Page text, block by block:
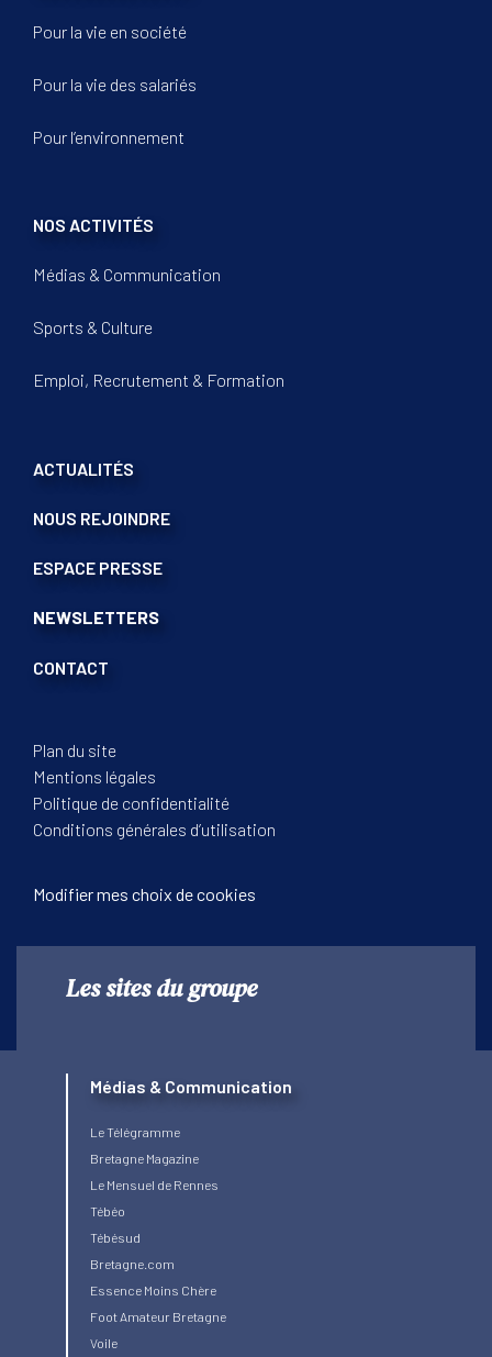
Pour la vie en société
Pour la vie des salariés
Pour l’environnement
NOS ACTIVITÉS
Médias & Communication
Sports & Culture
Emploi, Recrutement & Formation
ACTUALITÉS
NOUS REJOINDRE
ESPACE PRESSE
NEWSLETTERS
CONTACT
Plan du site
Mentions légales
Politique de confidentialité
Conditions générales d’utilisation
Modifier mes choix de cookies
Les sites du groupe
Médias & Communication
Le Télégramme
Bretagne Magazine
Le Mensuel de Rennes
Tébéo
Tébésud
Bretagne.com
Essence Moins Chère
Foot Amateur Bretagne
Voile